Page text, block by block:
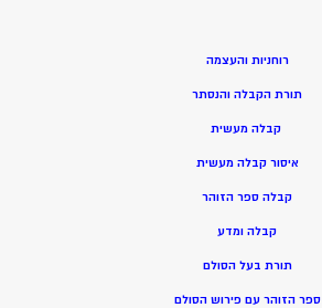
רוחניות והעצמה
תורת הקבלה והנסתר
קבלה מעשית
איסור קבלה מעשית
קבלה ספר הזוהר
קבלה ומדע
תורת בעל הסולם
ספר הזוהר עם פירוש הסולם